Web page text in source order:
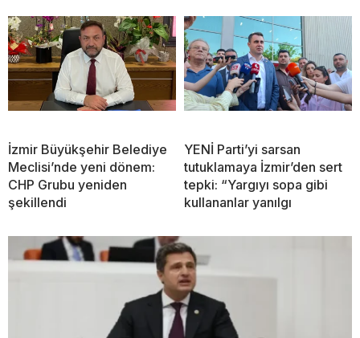
İzmir Büyükşehir Belediye
Meclisi’nde yeni dönem:
CHP Grubu yeniden
şekillendi
YENİ Parti’yi sarsan
tutuklamaya İzmir’den sert
tepki: “Yargıyı sopa gibi
kullananlar yanılgı